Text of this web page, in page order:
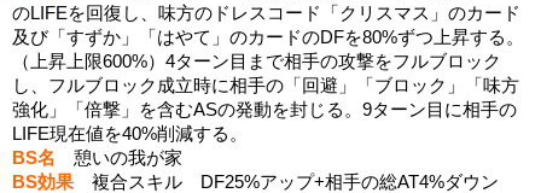
のLIFEを回復し、味方のドレスコード「クリスマス」のカード
及び「すずか」「はやて」のカードのDFを80%ずつ上昇する。
（上昇上限600%）4ターン目まで相手の攻撃をフルブロック
し、フルブロック成立時に相手の「回避」「ブロック」「味方
強化」「倍撃」を含むASの発動を封じる。9ターン目に相手の
LIFE現在値を40%削減する。
BS名 憩いの我が家
BS効果 複合スキル DF25%アップ+相手の総AT4%ダウン